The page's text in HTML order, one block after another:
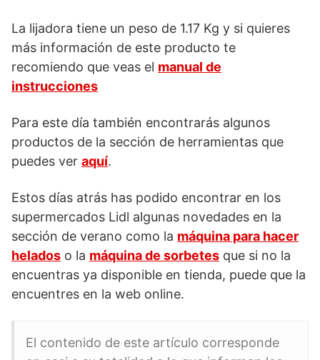
La lijadora tiene un peso de 1.17 Kg y si quieres
más información de este producto te
recomiendo que veas el manual de
instrucciones
Para este día también encontrarás algunos
productos de la sección de herramientas que
puedes ver aquí.
Estos días atrás has podido encontrar en los
supermercados Lidl algunas novedades en la
sección de verano como la máquina para hacer
helados o la máquina de sorbetes que si no la
encuentras ya disponible en tienda, puede que la
encuentres en la web online.
El contenido de este artículo corresponde